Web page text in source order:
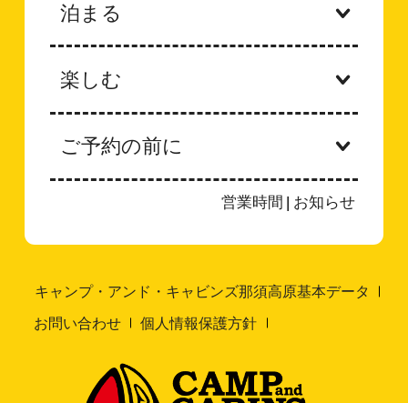
泊まる
楽しむ
ご予約の前に
営業時間 お知らせ
キャンプ・アンド・キャビンズ那須高原基本データ
お問い合わせ 個人情報保護方針